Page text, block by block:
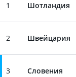
1 Шотландия
2 Швейцария
3 Словения